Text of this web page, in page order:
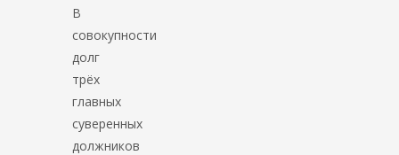
В
совокупности
долг
трёх
главных
суверенных
должников